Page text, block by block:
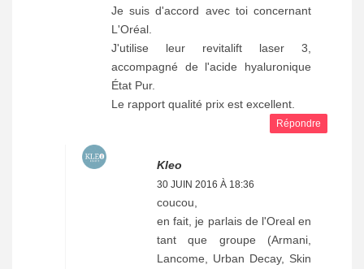
Je suis d'accord avec toi concernant
L'Oréal.
J'utilise leur revitalift laser 3,
accompagné de l'acide hyaluronique
État Pur.
Le rapport qualité prix est excellent.
Répondre
Kleo
30 JUIN 2016 À 18:36
coucou,
en fait, je parlais de l'Oreal en
tant que groupe (Armani,
Lancome, Urban Decay, Skin